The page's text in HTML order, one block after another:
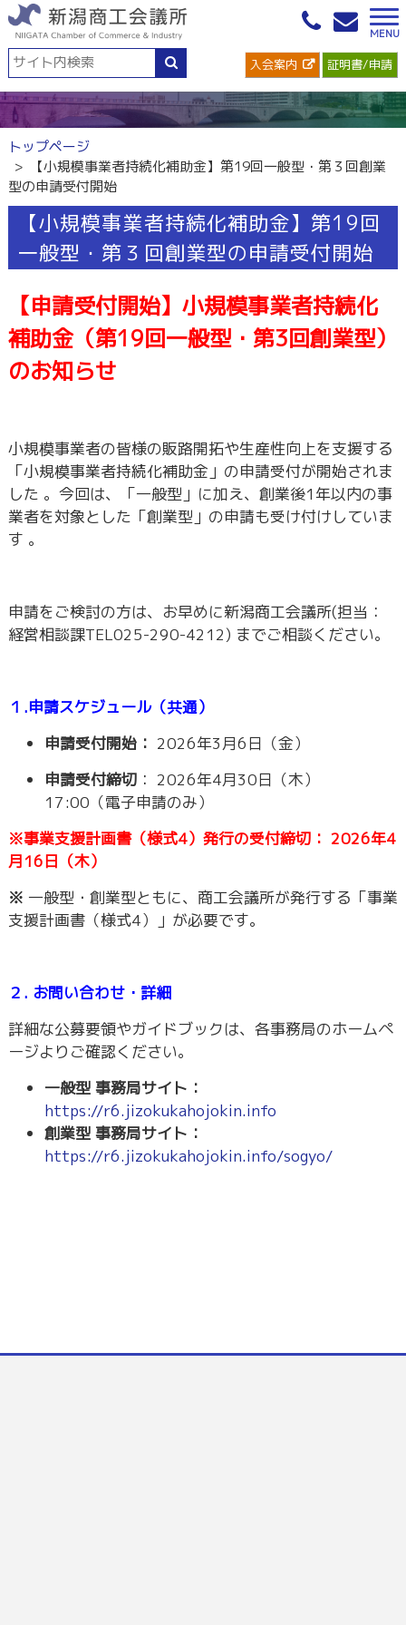
入会案内 証明書/申請
トップページ
【小規模事業者持続化補助金】第19回一般型・第３回創業
型の申請受付開始
【小規模事業者持続化補助金】第19回
一般型・第３回創業型の申請受付開始
【申請受付開始】小規模事業者持続化
補助金（第19回一般型・第3回創業型）
のお知らせ
小規模事業者の皆様の販路開拓や生産性向上を支援する
「小規模事業者持続化補助金」の申請受付が開始されま
した 。今回は、「一般型」に加え、創業後1年以内の事
業者を対象とした「創業型」の申請も受け付けしていま
す 。
申請をご検討の方は、お早めに新潟商工会議所(担当：
経営相談課TEL025-290-4212) までご相談ください。
１.申請スケジュール（共通）
申請受付開始： 2026年3月6日（金）
申請受付締切： 2026年4月30日（木）
17:00（電子申請のみ）
※事業支援計画書（様式4）発行の受付締切： 2026年4
月16日（木）
※ 一般型・創業型ともに、商工会議所が発行する「事業
支援計画書（様式4）」が必要です。
２. お問い合わせ・詳細
詳細な公募要領やガイドブックは、各事務局のホームペ
ージよりご確認ください。
一般型 事務局サイト：
https://r6.jizokukahojokin.info
創業型 事務局サイト：
https://r6.jizokukahojokin.info/sogyo/